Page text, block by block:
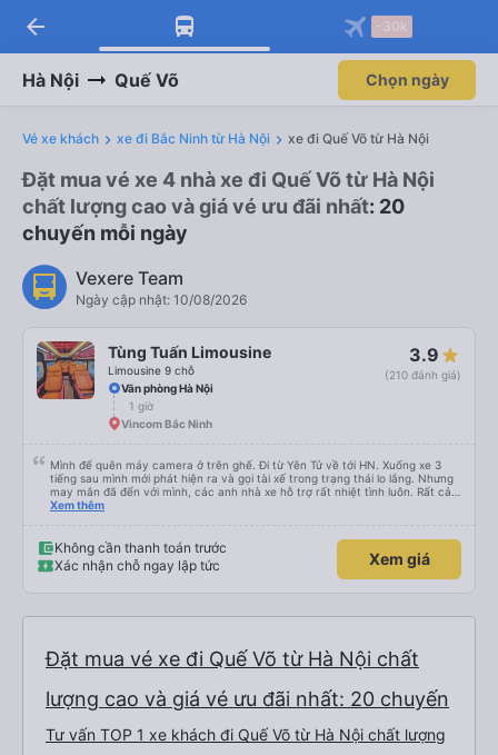
arrow_back -30k
Hà Nội Quế Võ Chọn ngày
Vé xe khách xe đi Bắc Ninh từ Hà Nội xe đi Quế Võ từ Hà Nội
Đặt mua vé xe 4 nhà xe đi Quế Võ từ Hà Nội
chất lượng cao và giá vé ưu đãi nhất: 20
chuyến mỗi ngày
Vexere Team
Ngày cập nhật: 10/08/2026
Tùng Tuấn Limousine
Limousine 9 chỗ
3.9
(210 đánh giá)
Văn phòng Hà Nội
1 giờ
Vincom Bắc Ninh
Mình để quên máy camera ở trên ghế. Đi từ Yên Tử về tới HN. Xuống xe 3
tiếng sau mình mới phát hiện ra và gọi tài xế trong trạng thái lo lắng. Nhưng
may mắn đã đến với mình, các anh nhà xe hỗ trợ rất nhiệt tình luôn. Rất cảm
ơn và chúc các anh nhà xe Tùng Tuấn sức khoẻ, vạn dặm bình an ạ!
Xem thêm
Không cần thanh toán trước
Xác nhận chỗ ngay lập tức
Xem giá
Đặt mua vé xe đi Quế Võ từ Hà Nội chất
lượng cao và giá vé ưu đãi nhất: 20 chuyến
Tư vấn TOP 1 xe khách đi Quế Võ từ Hà Nội chất lượng